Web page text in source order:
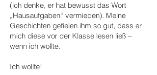
(ich denke, er hat bewusst das Wort
„Hausaufgaben“ vermieden). Meine
Geschichten gefielen ihm so gut, dass er
mich diese vor der Klasse lesen ließ –
wenn ich wollte.
Ich wollte!